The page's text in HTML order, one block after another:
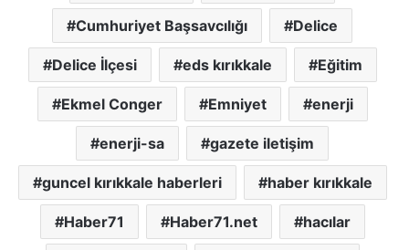
Cumhuriyet Başsavcılığı Delice
Delice İlçesi eds kırıkkale Eğitim
Ekmel Conger Emniyet enerji
enerji-sa gazete iletişim
guncel kırıkkale haberleri haber kırıkkale
Haber71 Haber71.net hacılar